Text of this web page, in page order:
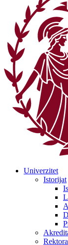
Univerzitet
Istorijat